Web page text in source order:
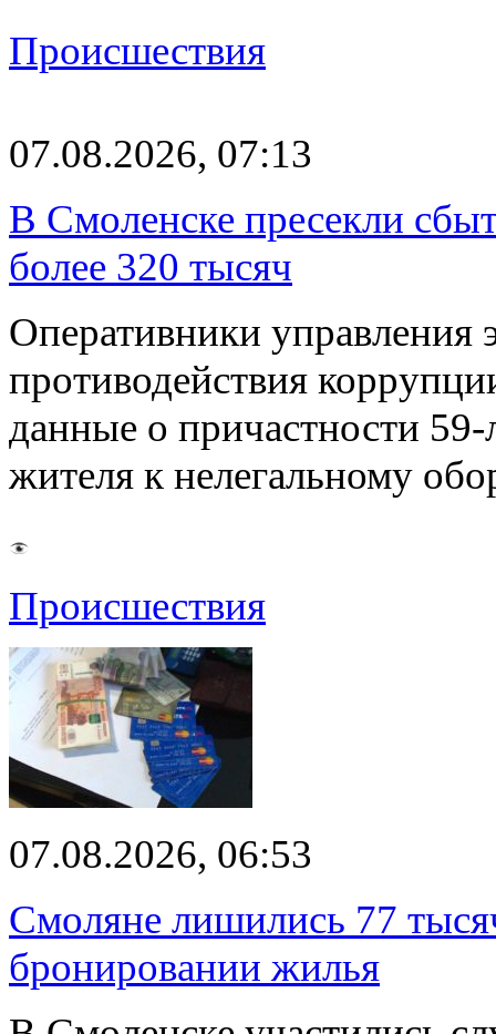
Происшествия
07.08.2026, 07:13
В Смоленске пресекли
более 320 тысяч
Оперативники управления
противодействия
данные о причастности 59-
жителя к нелегальному
Происшествия
07.08.2026, 06:53
Смоляне лишились 77
бронировании жилья